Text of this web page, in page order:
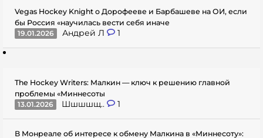
Vegas Hockey Knight о Дорофееве и Барбашеве на ОИ, если
бы Россия «научилась вести себя иначе
19.01.2026
Андрей Л 1
The Hockey Writers: Малкин — ключ к решению главной
проблемы «Миннесоты
13.01.2026
Шшшшщ.. 1
В Монреале об интересе к обмену Малкина в «Миннесоту»: